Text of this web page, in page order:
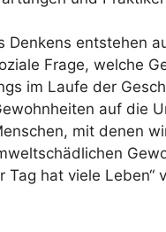
Denkens entstehen
Frage, welche
im Laufe der
auf die
mit denen
hat viele Leben“